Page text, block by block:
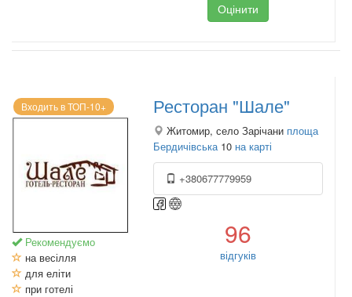
Оцінити
Входить в ТОП-10+
Рекомендуємо
на весілля
для еліти
при готелі
Ресторан "Шале"
Житомир, село Зарічани площа
Бердичівська 10 на карті
+380677779959
96
відгуків